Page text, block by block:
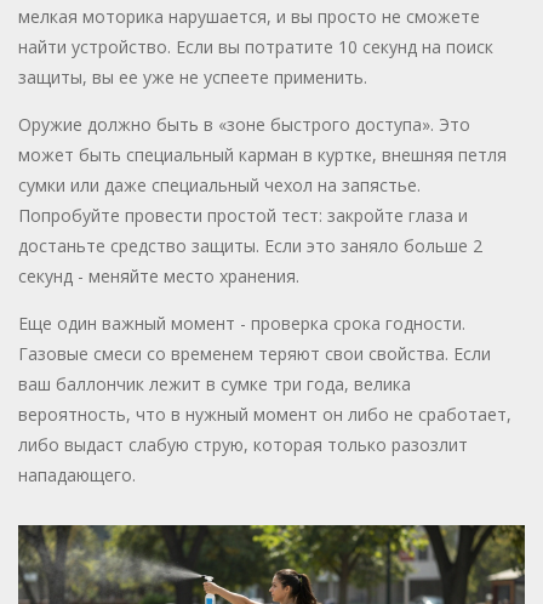
мелкая моторика нарушается, и вы просто не сможете
найти устройство. Если вы потратите 10 секунд на поиск
защиты, вы ее уже не успеете применить.
Оружие должно быть в «зоне быстрого доступа». Это
может быть специальный карман в куртке, внешняя петля
сумки или даже специальный чехол на запястье.
Попробуйте провести простой тест: закройте глаза и
достаньте средство защиты. Если это заняло больше 2
секунд - меняйте место хранения.
Еще один важный момент - проверка срока годности.
Газовые смеси со временем теряют свои свойства. Если
ваш баллончик лежит в сумке три года, велика
вероятность, что в нужный момент он либо не сработает,
либо выдаст слабую струю, которая только разозлит
нападающего.